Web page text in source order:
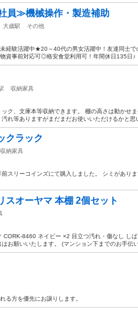
員≫機械操作・製造補助
大歳駅 その他
経験活躍中★20～40代の男女活躍中！友達同士
資事前対応可◎格安食堂利用可！年間休日135日♪
収納家具
ク、文庫本等収納できます。 棚の高さは動かせ
れ等ありますがまだまだお使いいただけるかと思
クラック
収納家具
スリーコインズにて購入しました。 シミがあり
スオーヤマ 本棚 2個セット
CORK-8460 ネイビー ×2 目立つ汚れ・傷なし し
お願いいたします。 (マンション下までのお手伝い
る方を優先にお譲りします。